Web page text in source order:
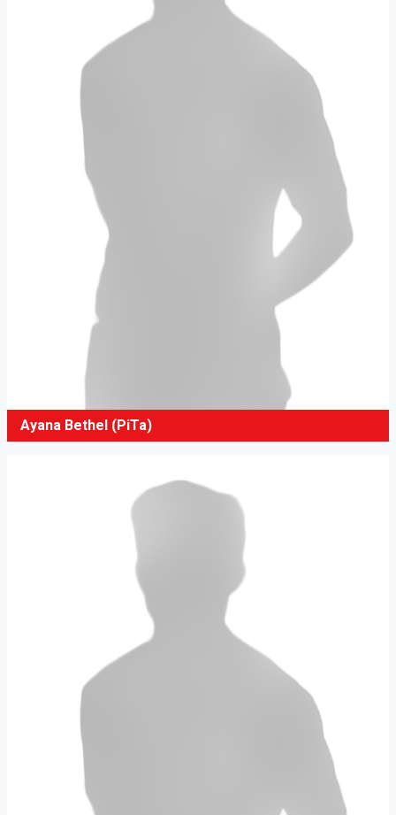
Ayana Bethel (PiTa)